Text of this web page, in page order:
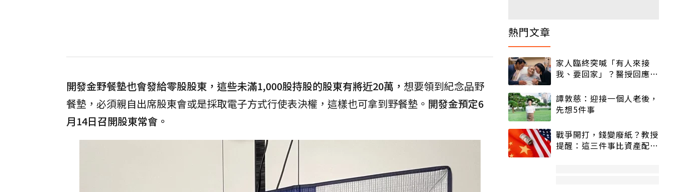
開發金野餐墊也會發給零股股東，這些未滿1,000股持股的股東有將近20萬， 想要領到紀念品野
餐墊，必須親自出席股東會或是採取電子方式行使表決權，這樣也可拿到野餐墊。 開發金預定6
月14日召開股東常會。
熱門文章
家人臨終突喊「有人來接
我、要回家」？醫授回應方
譚敦慈：迎接一個人老後，
先想5件事
戰爭開打，錢變廢紙？教授
提醒：這三件事比資產配置